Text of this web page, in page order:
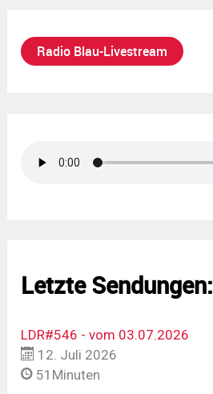
Radio Blau-Livestream
Letzte Sendungen:
LDR#546 - vom 03.07.2026
12. Juli 2026
51Minuten